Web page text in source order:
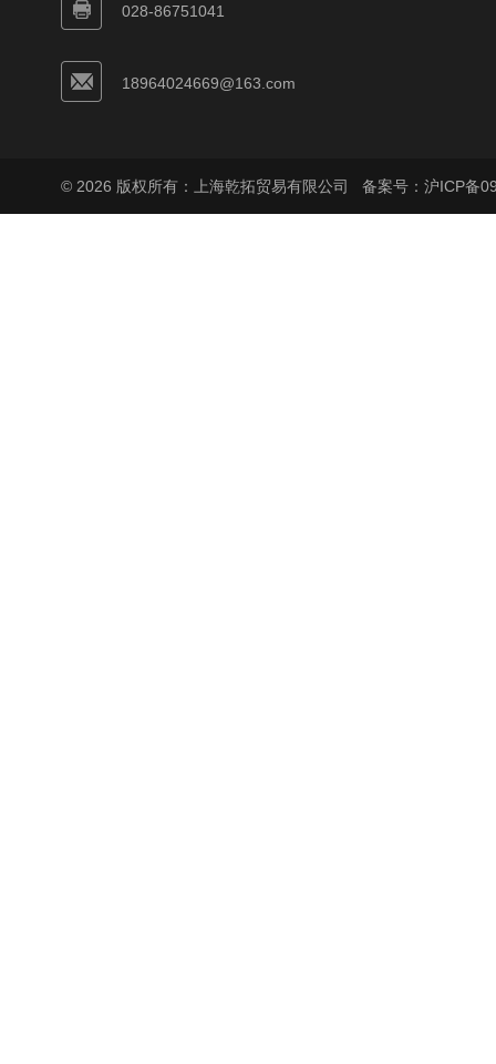
028-86751041
18964024669@163.com
© 2026 版权所有：上海乾拓贸易有限公司 备案号：沪ICP备